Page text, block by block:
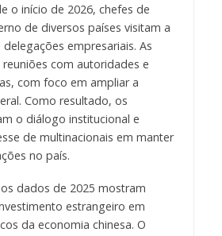
o início de 2026, chefes de
de diversos países visitam a
empresariais. As
com autoridades e
com foco em ampliar a
Como resultado, os
o diálogo institucional e
de multinacionais em manter
no país.
dados de 2025 mostram
estrangeiro em
da economia chinesa. O